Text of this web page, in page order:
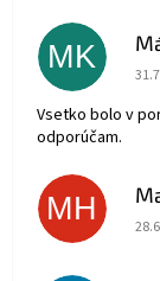
MK
Vsetko bolo v
odporúčam.
MH